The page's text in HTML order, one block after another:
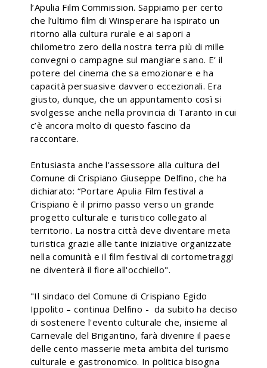
l’Apulia Film Commission. Sappiamo per certo
che l’ultimo film di Winsperare ha ispirato un
ritorno alla cultura rurale e ai sapori a
chilometro zero della nostra terra più di mille
convegni o campagne sul mangiare sano. E’ il
potere del cinema che sa emozionare e ha
capacità persuasive davvero eccezionali. Era
giusto, dunque, che un appuntamento così si
svolgesse anche nella provincia di Taranto in cui
c’è ancora molto di questo fascino da
raccontare.
Entusiasta anche l'assessore alla cultura del
Comune di Crispiano Giuseppe Delfino, che ha
dichiarato: “Portare Apulia Film festival a
Crispiano è il primo passo verso un grande
progetto culturale e turistico collegato al
territorio. La nostra città deve diventare meta
turistica grazie alle tante iniziative organizzate
nella comunità e il film festival di cortometraggi
ne diventerà il fiore all'occhiello".
"Il sindaco del Comune di Crispiano Egido
Ippolito – continua Delfino - da subito ha deciso
di sostenere l'evento culturale che, insieme al
Carnevale del Brigantino, farà divenire il paese
delle cento masserie meta ambita del turismo
culturale e gastronomico. In politica bisogna